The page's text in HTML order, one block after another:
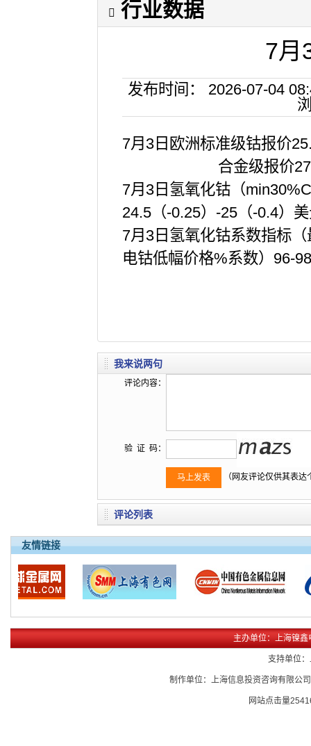
行业数据
7月
发布时间： 2026-07-04
7月3日欧洲标准级钴报价
合金级报价27.25（
7月3日氢氧化钴（
24.5（-0.25）-25（-0.4）
7月3日氢氧化钴系数指标
电钴低幅价格%系数）96-
我来说两句
评论内容：
验 证 码：
（网友评论仅供其表
评论列表
友情链接
主办单位：上海镍
支持单位
制作单位：上海信息投资咨询有限公
网站点击量